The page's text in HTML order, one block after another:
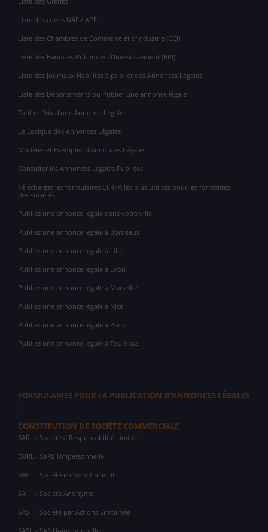
Liste des codes NAF / APE
Liste des Chambres de Commerce et d'Industrie (CCI)
Liste des Banques Publiques d'Investissement (BPI)
Liste des Journaux Habilités à publier des Annonces Légales
Liste des Départements ou Publier une annonce légale
Tarif et Prix d'une Annonce Légale
Le Lexique des Annonces Légales
Modèles et Exemples d'Annonces Légales
Consulter les Annonces Légales Publiées
Télécharger les formulaires CERFA les plus utilisés pour les formalités
des sociétés
Publiez une annonce légale dans votre ville
Publiez une annonce légale à Bordeaux
Publiez une annonce légale à Lille
Publiez une annonce légale à Lyon
Publiez une annonce légale à Marseille
Publiez une annonce légale à Nice
Publiez une annonce légale à Paris
Publiez une annonce légale à Toulouse
FORMULAIRES POUR LA PUBLICATION D'ANNONCES LÉGALES
:
CONSTITUTION DE SOCIÉTÉ COMMERCIALE
SARL - Société à Responsabilité Limitée
EURL - SARL Unipersonnelle
SNC - Société en Nom Collectif
SA - Société Anonyme
SAS - Société par Actions Simplifiée